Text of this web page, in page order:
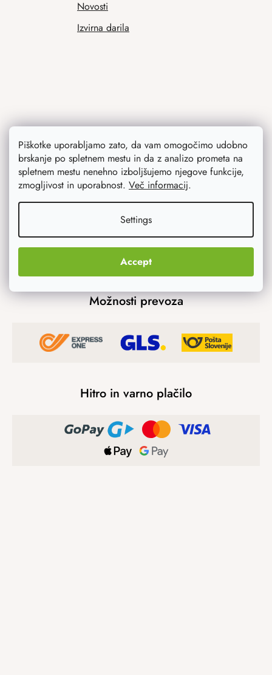
Piškotke uporabljamo zato, da vam omogočimo udobno
brskanje po spletnem mestu in da z analizo prometa na
spletnem mestu nenehno izboljšujemo njegove funkcije,
zmogljivost in uporabnost. Več informacij.
Settings
Accept
Novosti
Izvirna darila
Contact
@atmowood.si
+386 (0)1 777 43 31
Možnosti prevoza
Hitro in varno plačilo